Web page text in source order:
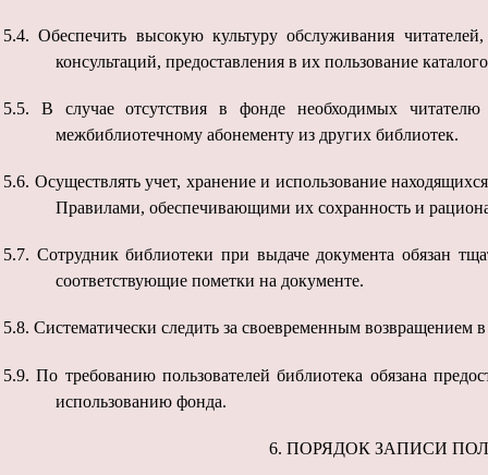
5.4. Обеспечить высокую культуру обслуживания
консультаций, предоставления в их пользование
5.5.
В случае отсутствия в фонде необходимых
межбиблиотечному абонементу из других библиотек.
5.6. Осуществлять учет, хранение и использование
Правилами, обеспечивающими их сохранность и
5.7. Сотрудник библиотеки при выдаче документа обязан
соответствующие пометки на документе.
5.8. Систематически следить за своевременным
5.9. По требованию пользователей библиотека обязана
использованию фонда.
6. ПОРЯДОК ЗАПИСИ